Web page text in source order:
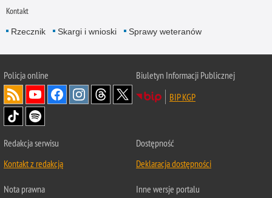
Kontakt
Rzecznik Skargi i wnioski Sprawy weteranów
Policjaonline
Biuletyn Informacji Publicznej
BIP KGP
Redakcja serwisu
Kontakt z redakcją
Dostępność
Deklaracja dostępności
Nota prawna Inne wersje portalu